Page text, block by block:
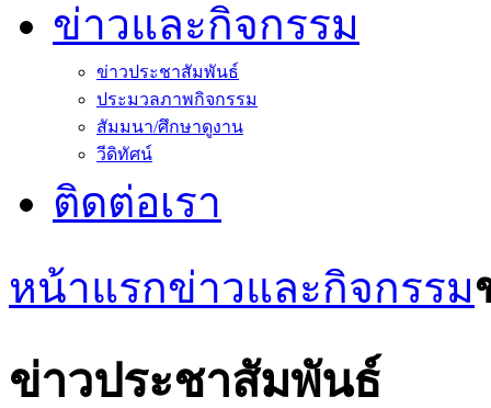
ข่าวและกิจกรรม
ข่าวประชาสัมพันธ์
ประมวลภาพกิจกรรม
สัมมนา/ศึกษาดูงาน
วีดิทัศน์
ติดต่อเรา
หน้าแรกข่าวและกิจกรรม
ข่าวประชาสัมพันธ์